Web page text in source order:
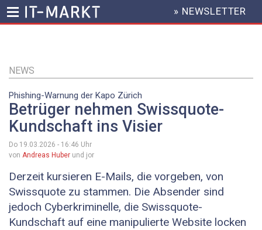
Inhalt
HEADER
MENU
» NEWSLETTER
NEWS
Phishing-Warnung der Kapo Zürich
Betrüger nehmen Swissquote-
Kundschaft ins Visier
Do 19.03.2026 - 16:46 Uhr
von Andreas Huber und jor
Derzeit kursieren E-Mails, die vorgeben, von
Swissquote zu stammen. Die Absender sind
jedoch Cyberkriminelle, die Swissquote-
Kundschaft auf eine manipulierte Website locken